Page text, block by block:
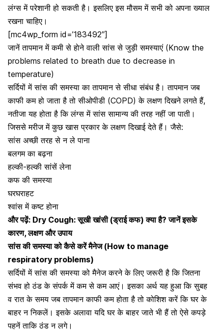
लंग्स में परेशानी हो सकती है। इसलिए इस मौसम में सभी को अपना ख्याल
रखना चाहिए।
[mc4wp_form id=’183492″]
जानें तापमान में कमी से हाेने वाली सांस से जुड़ी समस्याएं (Know the
problems related to breath due to decrease in
temperature)
सर्दियों में सांस की समस्या का तापमान से सीधा संबंध है। तापमान जब
काफी कम हो जाता है तो सीओपीडी (COPD) के लक्षण दिखने लगते हैं,
नतीजा यह होता है कि लंग्स में सांस सामान्य की तरह नहीं जा पाती।
जिससे मरीज में कुछ खास प्रकार के लक्षण दिखाई देते हैं। जैसे:
सांस अच्छी तरह से न ले पाना
बलगम का बढ़ना
हल्की-हल्की सांसें लेना
कफ की समस्या
घरघराहट
श्वांस में कष्ट होना
और पढ़ें: Dry Cough: सूखी खांसी (ड्राई कफ) क्या है? जानें इसके
कारण, लक्षण और उपाय
सांस की समस्या को कैसे करें मैनेज (How to manage
respiratory problems)
सर्दियों में सांस की समस्या को मैनेज करने के लिए जरूरी है कि जितना
संभव होठंड के संपर्क में कम से कम आएं। इसका अर्थ यह हुआ कि सुबह
व रात के समय जब तापमान काफी कम होता है तो कोशिश करें कि घर के
बाहर न निकलें। इसके अलावा यदि घर के बाहर जाते भी हैं तो ऐसे कपड़े
पहनें ताकि ठंड न लगे।